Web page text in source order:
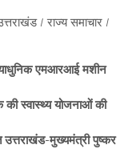
/राज्य समाचार /
एमआरआई मशीन
स्वास्थ्य योजनाओं की
उत्तराखंड-मुख्यमंत्री पुष्कर